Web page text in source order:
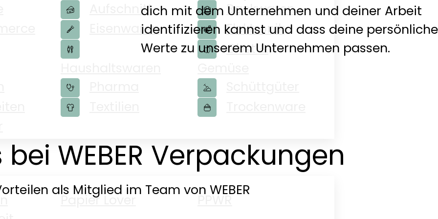
Aufschnitt
Backwaren
Eisenwaren
Elektronik
Obst &
Papier Lover
PPWR
dich mit dem Unternehmen und deiner Arbeit
identifizieren kannst und dass deine
Werte zu unserem Unternehmen passen.
WEBER Verpackungen
als Mitglied im Team von WEBER